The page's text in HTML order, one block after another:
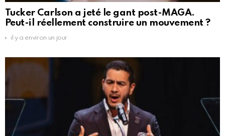
Tucker Carlson a jeté le gant post-MAGA.
Peut-il réellement construire un mouvement ?
il y a environ un jour